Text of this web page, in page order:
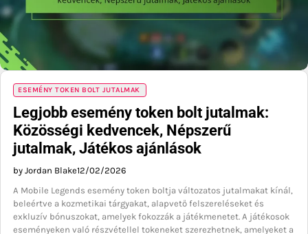
ESEMÉNY TOKEN BOLT JUTALMAK
Legjobb esemény token bolt jutalmak:
Közösségi kedvencek, Népszerű
jutalmak, Játékos ajánlások
by Jordan Blake12/02/2026
A Mobile Legends esemény token boltja változatos jutalmakat kínál,
beleértve a kozmetikai tárgyakat, alapvető felszereléseket és
exkluzív bónuszokat, amelyek fokozzák a játékmenetet. A játékosok
eseményeken való részvétellel tokeneket szerezhetnek, amelyeket a